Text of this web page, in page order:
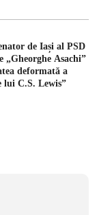
de Iași al PSD
„Gheorghe Asachi”
deformată a
lui C.S. Lewis”